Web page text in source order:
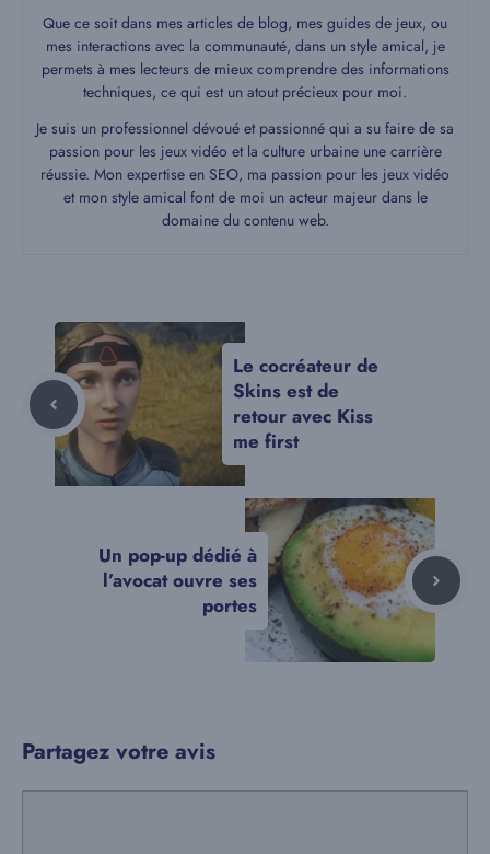
Que ce soit dans mes articles de blog, mes guides de jeux, ou
mes interactions avec la communauté, dans un style amical, je
permets à mes lecteurs de mieux comprendre des informations
techniques, ce qui est un atout précieux pour moi.
Je suis un professionnel dévoué et passionné qui a su faire de sa
passion pour les jeux vidéo et la culture urbaine une carrière
réussie. Mon expertise en SEO, ma passion pour les jeux vidéo
et mon style amical font de moi un acteur majeur dans le
domaine du contenu web.
Le cocréateur de
Skins est de
retour avec Kiss
me first
Un pop-up dédié à
l’avocat ouvre ses
portes
Partagez votre avis